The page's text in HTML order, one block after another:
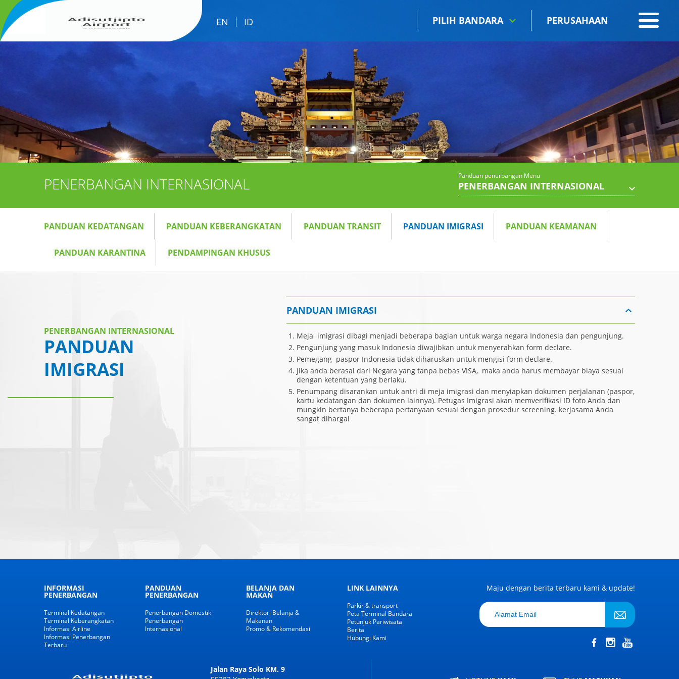
EN ID PILIH BANDARA PERUSAHAAN
PENERBANGAN INTERNASIONAL Panduan penerbangan Menu
PENERBANGAN INTERNASIONAL
PANDUAN KEDATANGAN PANDUAN KEBERANGKATAN PANDUAN TRANSIT PANDUAN IMIGRASI PANDUAN KEAMANAN
PANDUAN KARANTINA PENDAMPINGAN KHUSUS
PENERBANGAN INTERNASIONAL
PANDUAN
IMIGRASI
PANDUAN IMIGRASI
Meja imigrasi dibagi menjadi beberapa bagian untuk warga negara Indonesia dan pengunjung.
Pengunjung yang masuk Indonesia diwajibkan untuk menyerahkan form declare.
Pemegang paspor Indonesia tidak diharuskan untuk mengisi form declare.
Jika anda berasal dari Negara yang tanpa bebas VISA, maka anda harus membayar biaya sesuai
dengan ketentuan yang berlaku.
Penumpang disarankan untuk antri di meja imigrasi dan menyiapkan dokumen perjalanan (paspor,
kartu kedatangan dan dokumen lainnya). Petugas Imigrasi akan memverifikasi ID foto Anda dan
mungkin bertanya beberapa pertanyaan sesuai dengan prosedur screening. kerjasama Anda
sangat dihargai
INFORMASI
PENERBANGAN
Terminal Kedatangan
Terminal Keberangkatan
Informasi Airline
Informasi Penerbangan
Terbaru
PANDUAN
PENERBANGAN
Penerbangan Domestik
Penerbangan
Internasional
BELANJA DAN
MAKAN
Direktori Belanja &
Makanan
Promo & Rekomendasi
LINK LAINNYA
Parkir & transport
Peta Terminal Bandara
Petunjuk Pariwisata
Berita
Hubungi Kami
Maju dengan berita terbaru kami & update!
Jalan Raya Solo KM. 9